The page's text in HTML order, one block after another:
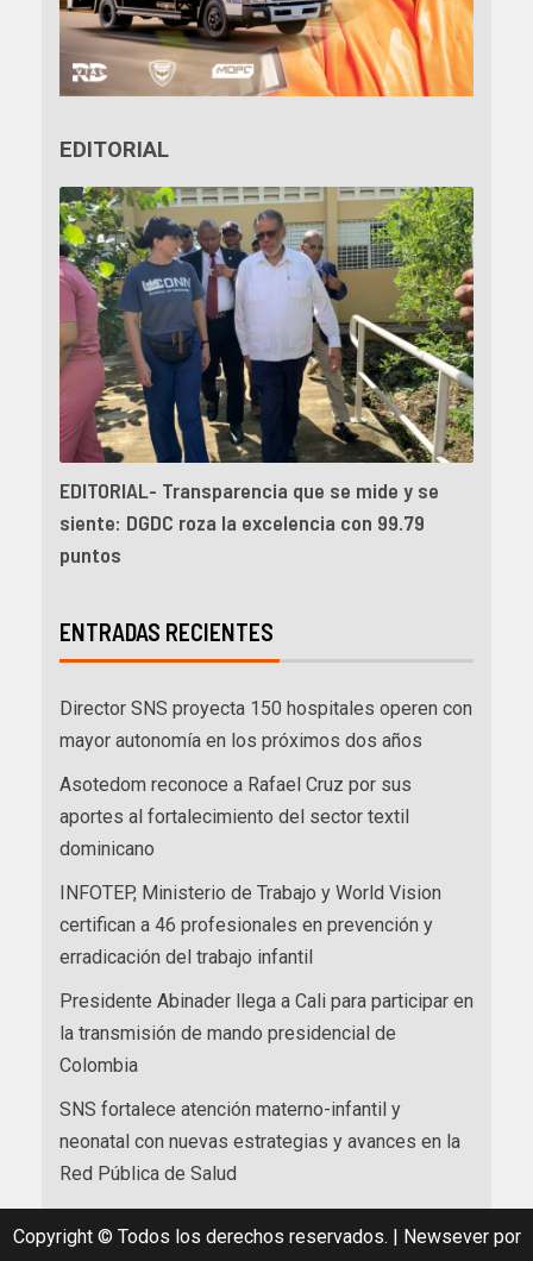
EDITORIAL
EDITORIAL- Transparencia que se mide y se
siente: DGDC roza la excelencia con 99.79
puntos
ENTRADAS RECIENTES
Director SNS proyecta 150 hospitales operen con
mayor autonomía en los próximos dos años
Asotedom reconoce a Rafael Cruz por sus
aportes al fortalecimiento del sector textil
dominicano
INFOTEP, Ministerio de Trabajo y World Vision
certifican a 46 profesionales en prevención y
erradicación del trabajo infantil
Presidente Abinader llega a Cali para participar en
la transmisión de mando presidencial de
Colombia
SNS fortalece atención materno-infantil y
neonatal con nuevas estrategias y avances en la
Red Pública de Salud
Copyright © Todos los derechos reservados. | Newseverpor